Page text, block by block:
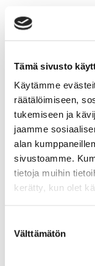
Tämä sivusto
Käytämme
räätälöimiseen,
tukemiseen ja
jaamme
alan
sivustoamme.
tietoja muihin
kerätty, kun olet
valinta
Välttämätön
monestakin
pelkäämme ehkä
Lue lisää